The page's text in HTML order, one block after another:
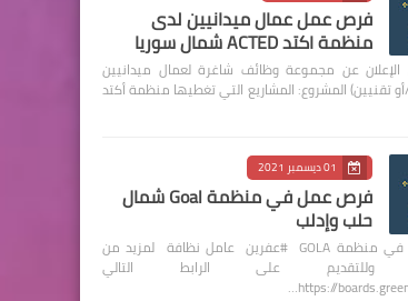
فرص عمل عمال ميدانيين لدى
منظمة اكتد ACTED شمال سوريا
عن مجموعة وظائف شاغرة لعمال ميدانيين
تقنيين) المشروع: المشاريع التي تغطيها منظمة أكتد
01 ديسمبر 2021
فرص عمل في منظمة Goal شمال
حلب وإدلب
فرص عمل في منظمة GOLA #عفرين عامل نظافة لمزيد من
وللتقديم على الرابط التالي
https://